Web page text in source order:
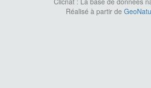
Réalisé à partir de